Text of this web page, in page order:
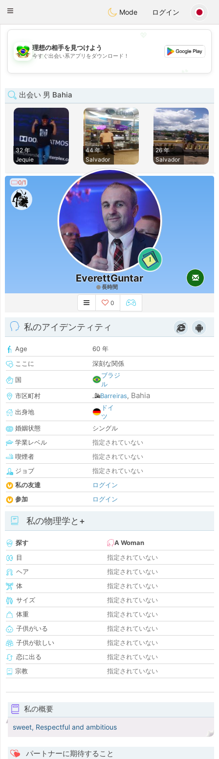
Conversar
Toggle
Mode ログイン
💖
💕
理想の相手を見つけよう
今すぐ出会い系アプリをダウンロード！
出会い 男 Bahia
32 年
Jequie
44 年
Salvador
26 年
Salvador
0/1
1
EverettGuntar
長時間
0
私のアイデンティティ
Age
60 年
ここに
深刻な関係
国
ブラジ
ル
市区町村
Barreiras, Bahia
出身地
ドイ
ツ
婚姻状態
シングル
学業レベル
指定されていない
喫煙者
指定されていない
ジョブ
指定されていない
私の友達
ログイン
参加
ログイン
私の物理学と+
探す
A Woman
目
指定されていない
ヘア
指定されていない
体
指定されていない
サイズ
指定されていない
体重
指定されていない
子供がいる
指定されていない
子供が欲しい
指定されていない
恋に出る
指定されていない
宗教
指定されていない
私の概要
sweet, Respectful and ambitious
パートナーに期待すること